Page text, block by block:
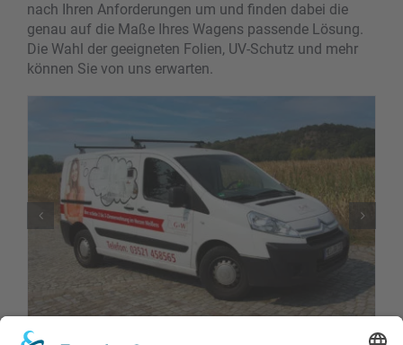
nach Ihren Anforderungen um und finden dabei die
genau auf die Maße Ihres Wagens passende Lösung.
Die Wahl der geeigneten Folien, UV-Schutz und mehr
können Sie von uns erwarten.